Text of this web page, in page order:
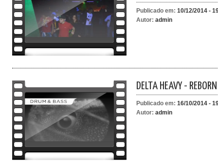
Publicado em: 10/12/2014 -
Autor: admin
DELTA HEAVY - REBORN
Publicado em: 16/10/2014 -
Autor: admin